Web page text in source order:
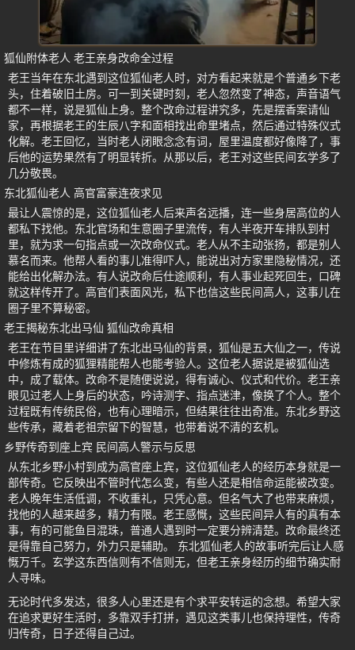
狐仙附体老人 老王亲身改命全过程
老王当年在东北遇到这位狐仙老人时，对方看起来就是个普通乡下老
头，住着破旧土房。可一到关键时刻，老人忽然变了神态，声音语气
都不一样，说是狐仙上身。整个改命过程讲究多，先是摆香案请仙
家，再根据老王的生辰八字和面相找出命里堵点，然后通过特殊仪式
化解。老王回忆，当时老人闭眼念念有词，屋里温度都好像降了，事
后他的运势果然有了明显转折。从那以后，老王对这些民间玄学多了
几分敬畏。
东北狐仙老人 高官富豪连夜求见
最让人震惊的是，这位狐仙老人后来声名远播，连一些身居高位的人
都私下找他。东北官场和生意圈子里流传，有人半夜开车排队到村
里，就为求一句指点或一次改命仪式。老人从不主动张扬，都是别人
慕名而来。他帮人看的事儿准得吓人，能说出对方家里隐秘情况，还
能给出化解办法。有人说改命后仕途顺利，有人事业起死回生，口碑
就这样传开了。高官们表面风光，私下也信这些民间高人，这事儿在
圈子里不算秘密。
老王揭秘东北出马仙 狐仙改命真相
老王在节目里详细讲了东北出马仙的背景，狐仙是五大仙之一，传说
中修炼有成的狐狸精能帮人也能考验人。这位老人据说是被狐仙选
中，成了载体。改命不是随便说说，得有诚心、仪式和代价。老王亲
眼见过老人上身后的状态，吟诗测字、指点迷津，像换了个人。整个
过程既有传统民俗，也有心理暗示，但结果往往出奇准。东北乡野这
些传承，藏着老祖宗留下的智慧，也带着说不清的玄机。
乡野传奇到座上宾 民间高人警示与反思
从东北乡野小村到成为高官座上宾，这位狐仙老人的经历本身就是一
部传奇。它反映出不管时代怎么变，有些人还是相信命运能被改变。
老人晚年生活低调，不收重礼，只凭心意。但名气大了也带来麻烦，
找他的人越来越多，精力有限。老王感慨，这些民间异人有的真有本
事，有的可能鱼目混珠，普通人遇到时一定要分辨清楚。改命最终还
是得靠自己努力，外力只是辅助。 东北狐仙老人的故事听完后让人感
慨万千。玄学这东西信则有不信则无，但老王亲身经历的细节确实耐
人寻味。
无论时代多发达，很多人心里还是有个求平安转运的念想。希望大家
在追求更好生活时，多靠双手打拼，遇见这类事儿也保持理性，传奇
归传奇，日子还得自己过。